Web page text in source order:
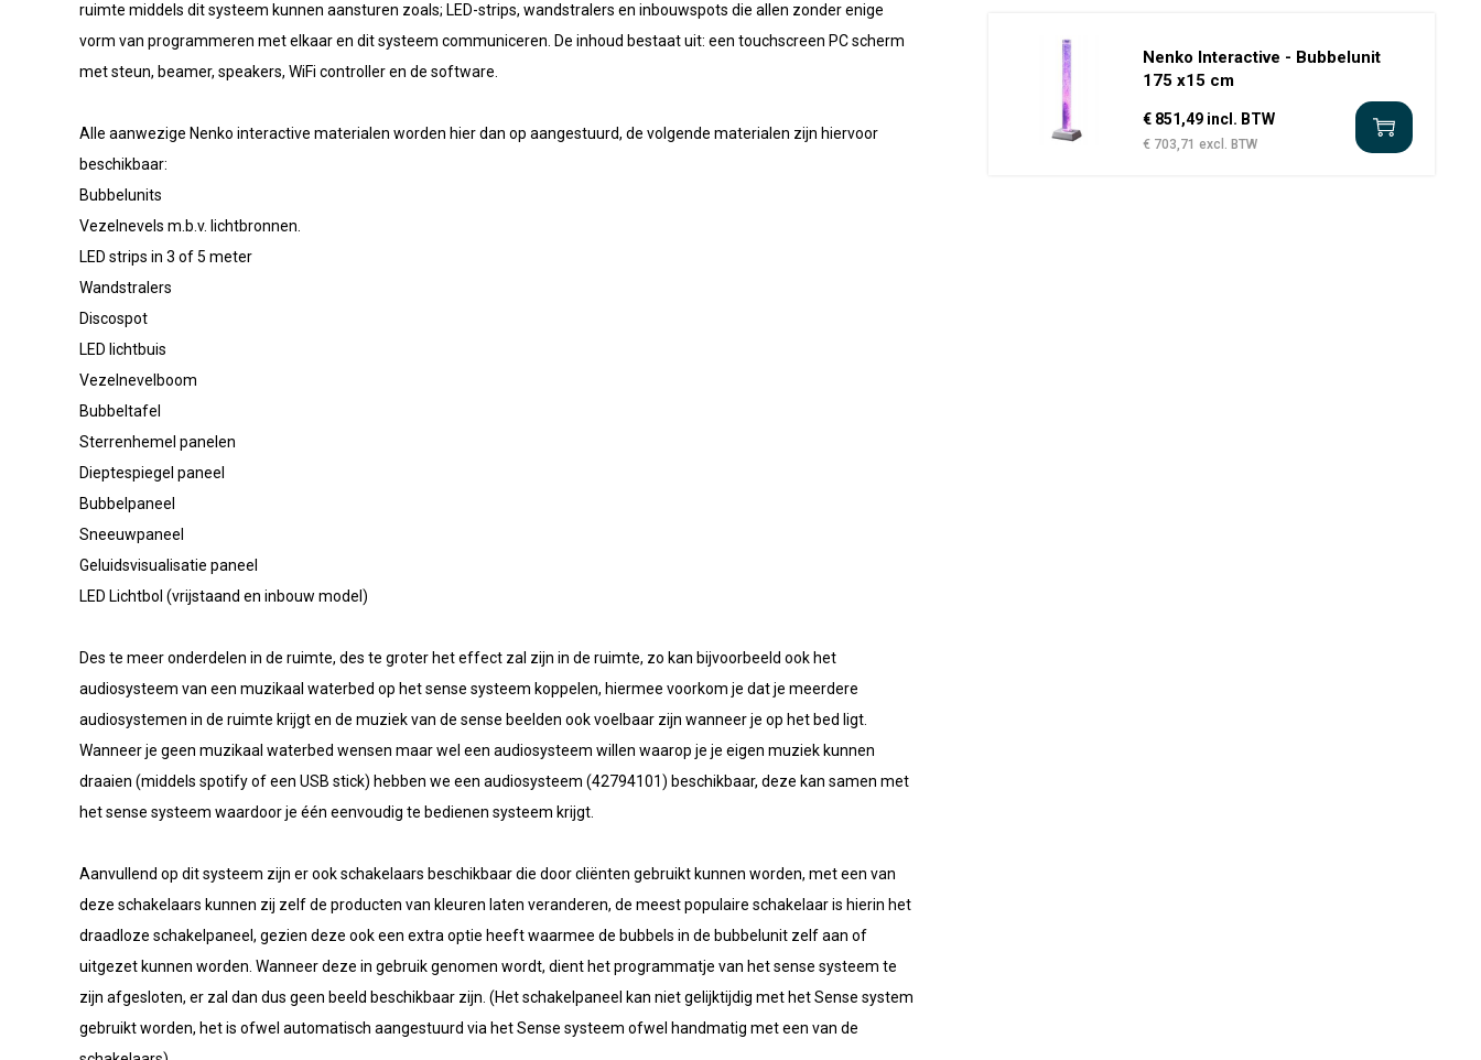
ruimte middels dit systeem kunnen aansturen zoals; LED-strips, wandstralers en inbouwspots die allen zonder enige
vorm van programmeren met elkaar en dit systeem communiceren. De inhoud bestaat uit: een touchscreen PC scherm
met steun, beamer, speakers, WiFi controller en de software.
Alle aanwezige Nenko interactive materialen worden hier dan op aangestuurd, de volgende materialen zijn hiervoor
beschikbaar:
Bubbelunits
Vezelnevels m.b.v. lichtbronnen.
LED strips in 3 of 5 meter
Wandstralers
Discospot
LED lichtbuis
Vezelnevelboom
Bubbeltafel
Sterrenhemel panelen
Dieptespiegel paneel
Bubbelpaneel
Sneeuwpaneel
Geluidsvisualisatie paneel
LED Lichtbol (vrijstaand en inbouw model)
Des te meer onderdelen in de ruimte, des te groter het effect zal zijn in de ruimte, zo kan bijvoorbeeld ook het
audiosysteem van een muzikaal waterbed op het sense systeem koppelen, hiermee voorkom je dat je meerdere
audiosystemen in de ruimte krijgt en de muziek van de sense beelden ook voelbaar zijn wanneer je op het bed ligt.
Wanneer je geen muzikaal waterbed wensen maar wel een audiosysteem willen waarop je je eigen muziek kunnen
draaien (middels spotify of een USB stick) hebben we een audiosysteem (42794101) beschikbaar, deze kan samen met
het sense systeem waardoor je één eenvoudig te bedienen systeem krijgt.
Aanvullend op dit systeem zijn er ook schakelaars beschikbaar die door cliënten gebruikt kunnen worden, met een van
deze schakelaars kunnen zij zelf de producten van kleuren laten veranderen, de meest populaire schakelaar is hierin het
draadloze schakelpaneel, gezien deze ook een extra optie heeft waarmee de bubbels in de bubbelunit zelf aan of
uitgezet kunnen worden. Wanneer deze in gebruik genomen wordt, dient het programmatje van het sense systeem te
zijn afgesloten, er zal dan dus geen beeld beschikbaar zijn. (Het schakelpaneel kan niet gelijktijdig met het Sense system
gebruikt worden, het is ofwel automatisch aangestuurd via het Sense systeem ofwel handmatig met een van de
Nenko Interactive - Bubbelunit
175 x15 cm
€ 851,49 incl. BTW
€ 703,71 excl. BTW